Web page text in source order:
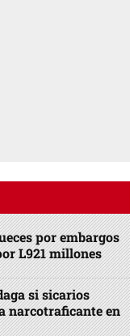
por embargos
L921 millones
si sicarios
narcotraficante en